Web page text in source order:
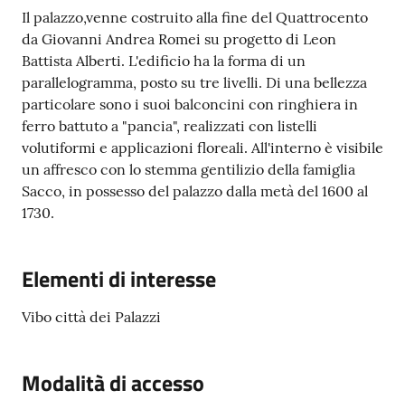
argomenti...
Seguici
su
Il palazzo,venne costruito alla fine del Quattrocento
da Giovanni Andrea Romei su progetto di Leon
Battista Alberti. L'edificio ha la forma di un
parallelogramma, posto su tre livelli. Di una bellezza
particolare sono i suoi balconcini con ringhiera in
ferro battuto a "pancia", realizzati con listelli
volutiformi e applicazioni floreali. All'interno è visibile
un affresco con lo stemma gentilizio della famiglia
Sacco, in possesso del palazzo dalla metà del 1600 al
1730.
Elementi di interesse
Vibo città dei Palazzi
Modalità di accesso